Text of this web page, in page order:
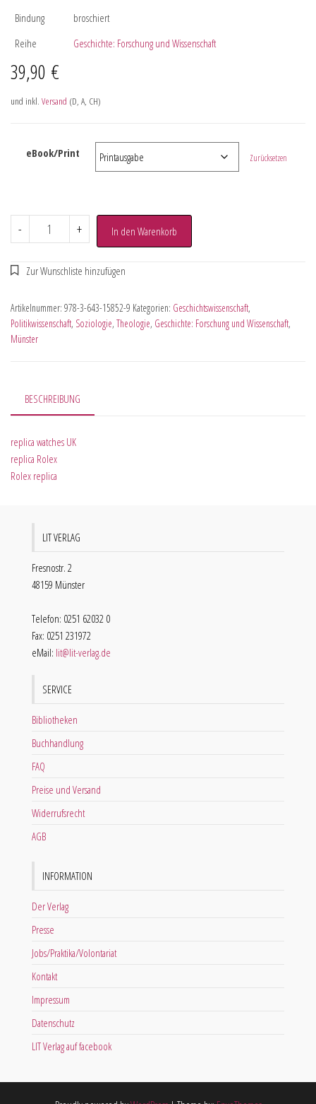
Bindung
broschiert
Reihe
Geschichte: Forschung und Wissenschaft
39,90 €
und inkl. Versand (D, A, CH)
eBook/Print Zurücksetzen
- + In den Warenkorb
Artikelnummer: 978-3-643-15852-9 Kategorien: Geschichtswissenschaft,
Politikwissenschaft, Soziologie, Theologie, Geschichte: Forschung und Wissenschaft,
Münster
BESCHREIBUNG
replica watches UK
replica Rolex
Rolex replica
LIT VERLAG
Fresnostr. 2
48159 Münster
Telefon: 0251 62032 0
Fax: 0251 231972
eMail: lit@lit-verlag.de
SERVICE
Bibliotheken
Buchhandlung
FAQ
Preise und Versand
Widerrufsrecht
AGB
INFORMATION
Der Verlag
Presse
Jobs/Praktika/Volontariat
Kontakt
Impressum
Datenschutz
LIT Verlag auf facebook